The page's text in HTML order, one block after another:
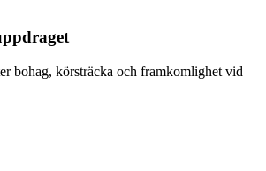
bohag, körsträcka och framkomlighet vid